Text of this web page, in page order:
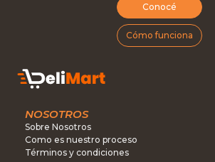
Conocé
Cómo funciona
NOSOTROS
Sobre Nosotros
Como es nuestro proceso
Términos y condiciones